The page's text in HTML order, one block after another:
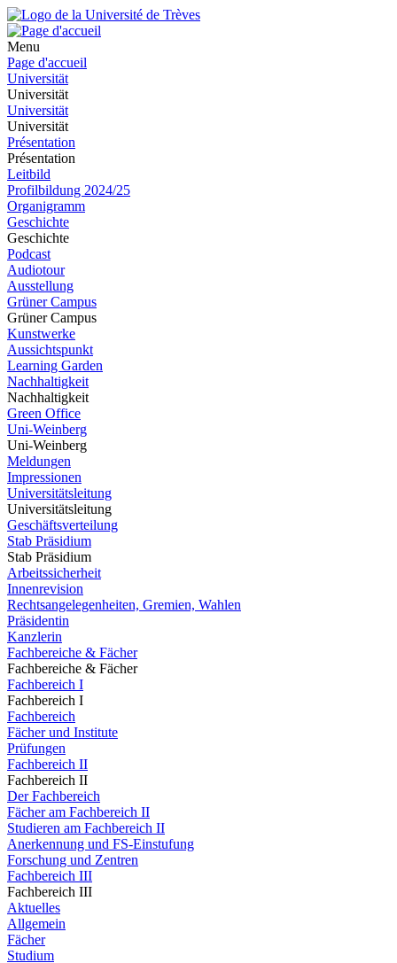
Menu
Page d'accueil
Universität
Universität
Universität
Universität
Présentation
Présentation
Leitbild
Profilbildung 2024/25
Organigramm
Geschichte
Geschichte
Podcast
Audiotour
Ausstellung
Grüner Campus
Grüner Campus
Kunstwerke
Aussichtspunkt
Learning Garden
Nachhaltigkeit
Nachhaltigkeit
Green Office
Uni-Weinberg
Uni-Weinberg
Meldungen
Impressionen
Universitätsleitung
Universitätsleitung
Geschäftsverteilung
Stab Präsidium
Stab Präsidium
Arbeitssicherheit
Innenrevision
Rechtsangelegenheiten, Gremien, Wahlen
Präsidentin
Kanzlerin
Fachbereiche & Fächer
Fachbereiche & Fächer
Fachbereich I
Fachbereich I
Fachbereich
Fächer und Institute
Prüfungen
Fachbereich II
Fachbereich II
Der Fachbereich
Fächer am Fachbereich II
Studieren am Fachbereich II
Anerkennung und FS-Einstufung
Forschung und Zentren
Fachbereich III
Fachbereich III
Aktuelles
Allgemein
Fächer
Studium